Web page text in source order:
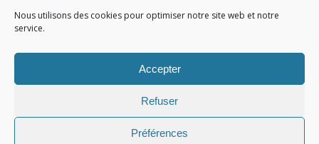
Nous utilisons des cookies pour optimiser notre site web et notre
service.
Accepter
Refuser
Préférences
. All Rights Reserved. L'utilisation de ce site signifie